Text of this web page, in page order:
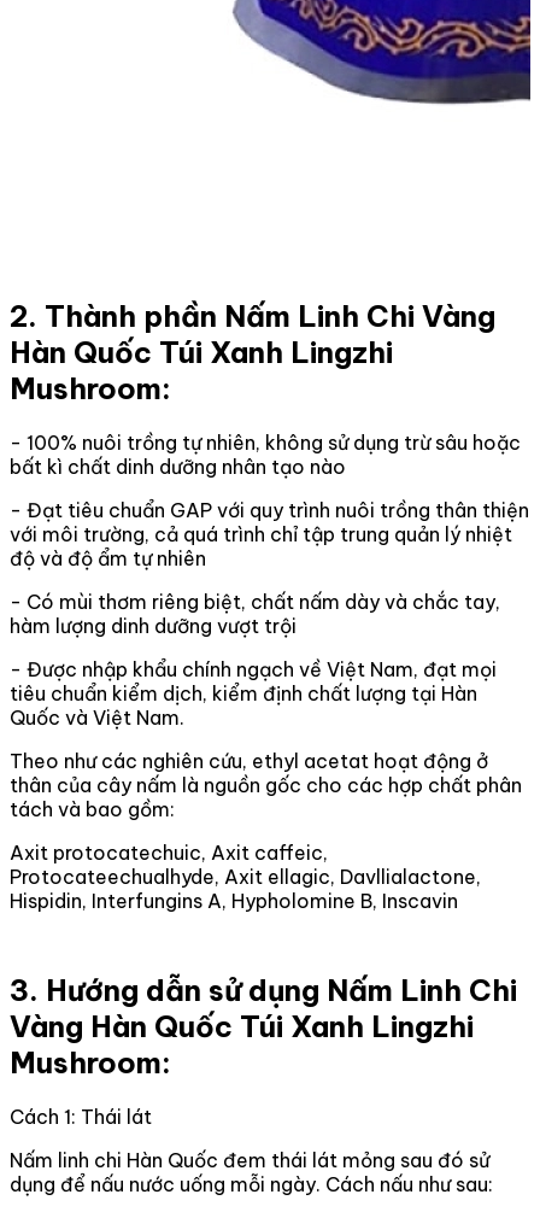
2. Thành phần Nấm Linh Chi Vàng
Hàn Quốc Túi Xanh Lingzhi
Mushroom:
- 100% nuôi trồng tự nhiên, không sử dụng trừ sâu hoặc
bất kì chất dinh dưỡng nhân tạo nào
- Đạt tiêu chuẩn GAP với quy trình nuôi trồng thân thiện
với môi trường, cả quá trình chỉ tập trung quản lý nhiệt
độ và độ ẩm tự nhiên
- Có mùi thơm riêng biệt, chất nấm dày và chắc tay,
hàm lượng dinh dưỡng vượt trội
- Được nhập khẩu chính ngạch về Việt Nam, đạt mọi
tiêu chuẩn kiểm dịch, kiểm định chất lượng tại Hàn
Quốc và Việt Nam.
Theo như các nghiên cứu, ethyl acetat hoạt động ở
thân của cây nấm là nguồn gốc cho các hợp chất phân
tách và bao gồm:
Axit protocatechuic, Axit caffeic,
Protocateechualhyde, Axit ellagic, Davllialactone,
Hispidin, Interfungins A, Hypholomine B, Inscavin
3. Hướng dẫn sử dụng Nấm Linh Chi
Vàng Hàn Quốc Túi Xanh Lingzhi
Mushroom:
Cách 1: Thái lát
Nấm linh chi Hàn Quốc đem thái lát mỏng sau đó sử
dụng để nấu nước uống mỗi ngày. Cách nấu như sau: